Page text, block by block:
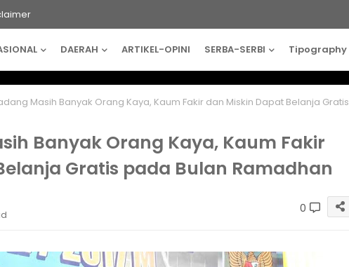
DAERAH ARTIKEL-OPINI SERBA-SERBI Tipography
Masih Banyak Orang Kaya, Kaum Fakir dan Miskin Dapat Belanja Gratis
Banyak Orang Kaya, Kaum Fakir
Gratis pada Bulan Ramadhan
0